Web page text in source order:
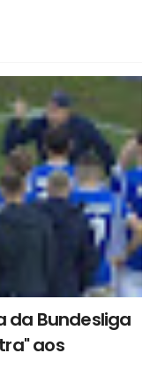
da Bundesliga
aos